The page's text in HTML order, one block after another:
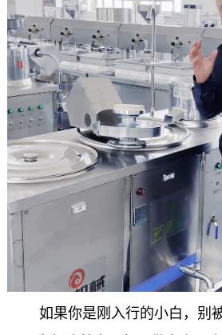
如果你是刚入行的小白，别